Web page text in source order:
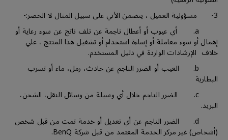
3- مسؤولية العميل ، يتضمن الأتي على سبيل المثال لا الحصر:-
a. أي عيوب أو أعطال ناجمة عن تلف ناتج عن سوء رعاية أو
إهمال أو سوء معاملة أو إساءة استخدام أو تشغيل هذا المنتج ، علي
خلاف الإرشادات الواردة في دليل المستخدم.
b. العيب أو الضرر الناجم عن حادث، رمل، ماء أو تسرب
البطارية
c. الضرر الناجم خلال أي وسيلة من وسائل النقل، الشحن،
البريد.
d. الضرر الناجم عن أي تعديل أو خدمة تمت من قبل شخص
(أشخاص) غير مركز الخدمة المعتمد من قبل شركة BenQ.